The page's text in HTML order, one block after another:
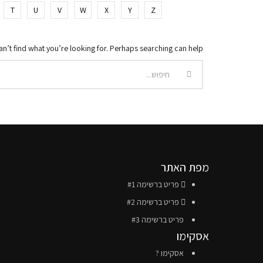
T U V W X Y Z
find what you’re looking for. Perhaps searching can help.
מפת האתר
פריט ברשימה #1
פריט ברשימה #2
פריט ברשימה #3
אסקימו
אסקימו ?